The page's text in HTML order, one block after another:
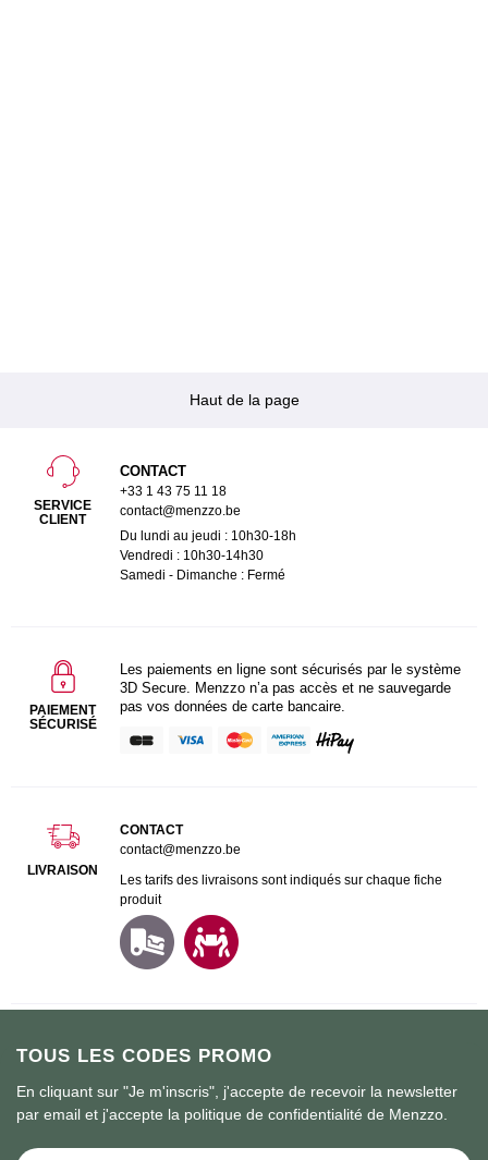
Haut de la page
TOUS LES CODES PROMO
En cliquant sur "Je m'inscris", j'accepte de recevoir la newsletter
par email et j'accepte la politique de confidentialité de Menzzo.
Inscription à notre newsletter :
SERVICE
CLIENT
CONTACT
+33 1 43 75 11 18
contact@menzzo.be
Du lundi au jeudi : 10h30-18h
Vendredi : 10h30-14h30
Samedi - Dimanche : Fermé
PAIEMENT
SÉCURISÉ
Les paiements en ligne sont sécurisés par le système
3D Secure. Menzzo n’a pas accès et ne sauvegarde
pas vos données de carte bancaire.
LIVRAISON
CONTACT
contact@menzzo.be
Les tarifs des livraisons sont indiqués sur chaque fiche
produit